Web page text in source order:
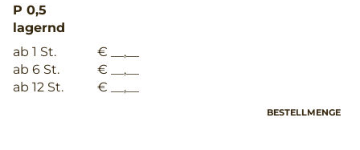
P 0,5
lagernd
ab 1 St.
€ __,__
ab 6 St.
€ __,__
ab 12 St.
€ __,__
BESTELLMENGE